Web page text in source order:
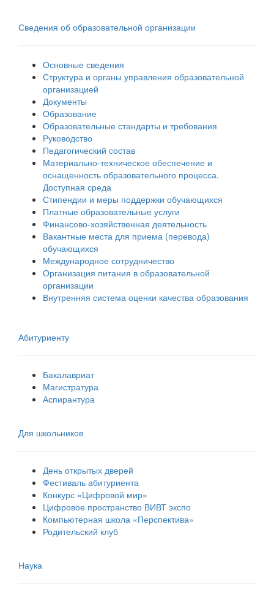
Сведения об образовательной организации
Основные сведения
Структура и органы управления образовательной
организацией
Документы
Образование
Образовательные стандарты и требования
Руководство
Педагогический состав
Материально-техническое обеспечение и
оснащенность образовательного процесса.
Доступная среда
Стипендии и меры поддержки обучающихся
Платные образовательные услуги
Финансово-хозяйственная деятельность
Вакантные места для приема (перевода)
обучающихся
Международное сотрудничество
Организация питания в образовательной
организации
Внутренняя система оценки качества образования
Абитуриенту
Бакалавриат
Магистратура
Аспирантура
Для школьников
День открытых дверей
Фестиваль абитуриента
Конкурс «Цифровой мир»
Цифровое пространство ВИВТ экспо
Компьютерная школа «Перспектива»
Родительский клуб
Наука